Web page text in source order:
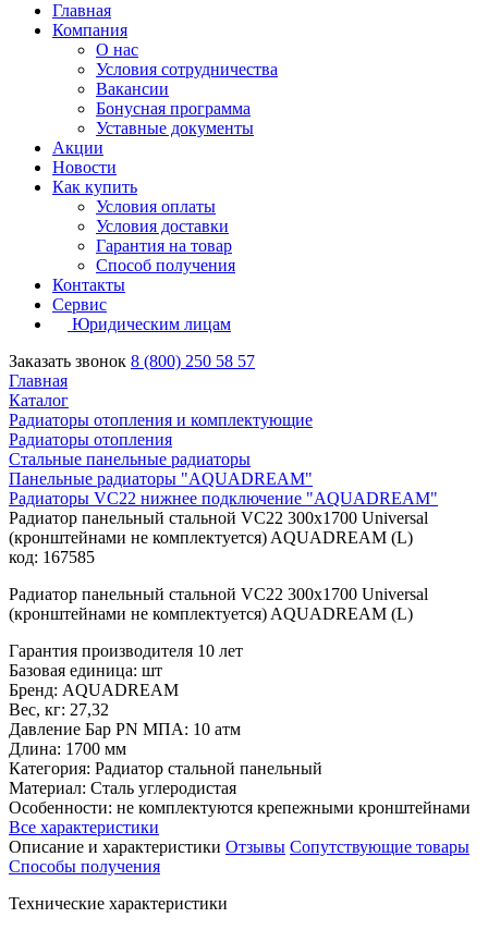
Главная
Компания
О нас
Условия сотрудничества
Вакансии
Бонусная программа
Уставные документы
Акции
Новости
Как купить
Условия оплаты
Условия доставки
Гарантия на товар
Способ получения
Контакты
Сервис
Юридическим лицам
Заказать звонок 8 (800) 250 58 57
Главная
Каталог
Радиаторы отопления и комплектующие
Радиаторы отопления
Стальные панельные радиаторы
Панельные радиаторы "AQUADREAM"
Радиаторы VC22 нижнее подключение "AQUADREAM"
Радиатор панельный стальной VС22 300х1700 Universal
(кронштейнами не комплектуется) AQUADREAM (L)
код: 167585
Радиатор панельный стальной VС22 300х1700 Universal
(кронштейнами не комплектуется) AQUADREAM (L)
Гарантия производителя 10 лет
Базовая единица: шт
Бренд: AQUADREAM
Вес, кг: 27,32
Давление Бар PN МПА: 10 атм
Длина: 1700 мм
Категория: Радиатор стальной панельный
Материал: Сталь углеродистая
Особенности: не комплектуются крепежными кронштейнами
Все характеристики
Описание и характеристики Отзывы Сопутствующие товары
Способы получения
Технические характеристики